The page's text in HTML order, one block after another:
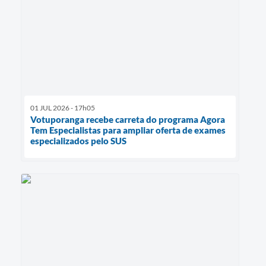
01 JUL 2026 - 17h05
Votuporanga recebe carreta do programa Agora
Tem Especialistas para ampliar oferta de exames
especializados pelo SUS